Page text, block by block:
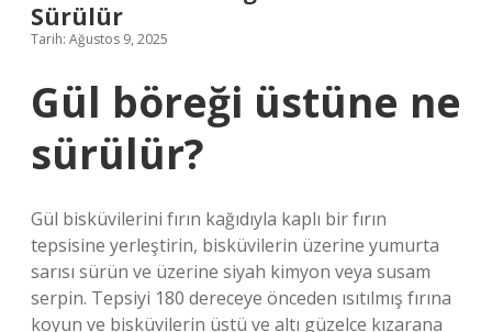
Sürülür
Tarih: Ağustos 9, 2025
Gül böreği üstüne ne
sürülür?
Gül bisküvilerini fırın kağıdıyla kaplı bir fırın
tepsisine yerleştirin, bisküvilerin üzerine yumurta
sarısı sürün ve üzerine siyah kimyon veya susam
serpin. Tepsiyi 180 dereceye önceden ısıtılmış fırına
koyun ve bisküvilerin üstü ve altı güzelce kızarana